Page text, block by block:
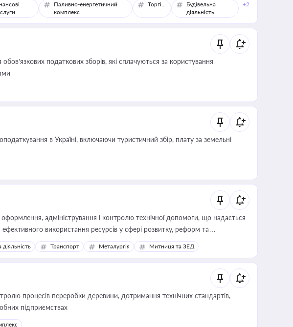
Паливно-енергетичний
комплекс
Торгівля
Будівельна
діяльність
+2
податкових зборів, які сплачуються за користування
в Україні, включаючи туристичний збір, плату за земельні
адміністрування і контролю технічної допомоги, що надається
використання ресурсів у сфері розвитку, реформ та
діяльність Транспорт Металургія Митниця та ЗЕД
процесів переробки деревини, дотримання технічних стандартів,
підприємствах